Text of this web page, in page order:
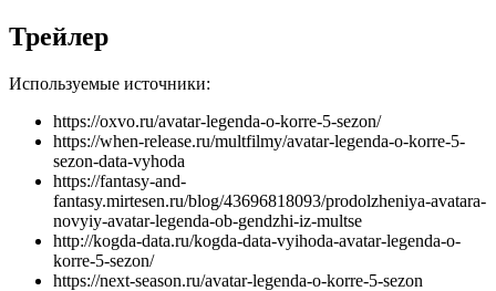
Трейлер
Используемые источники:
https://oxvo.ru/avatar-legenda-o-korre-5-sezon/
https://when-release.ru/multfilmy/avatar-legenda-o-korre-5-
sezon-data-vyhoda
https://fantasy-and-
fantasy.mirtesen.ru/blog/43696818093/prodolzheniya-avatara-
novyiy-avatar-legenda-ob-gendzhi-iz-multse
http://kogda-data.ru/kogda-data-vyihoda-avatar-legenda-o-
korre-5-sezon/
https://next-season.ru/avatar-legenda-o-korre-5-sezon